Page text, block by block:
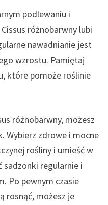
podlewaniu i
różnobarwny lubi
nawadnianie jest
wzrostu. Pamiętaj
które pomoże roślinie
różnobarwny, możesz
Wybierz zdrowe i mocne
rośliny i umieść w
regularnie i
Po pewnym czasie
rosnąć, możesz je